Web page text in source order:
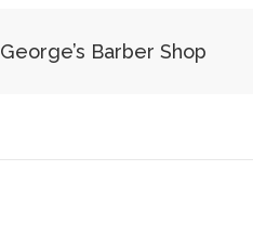
George’s Barber Shop